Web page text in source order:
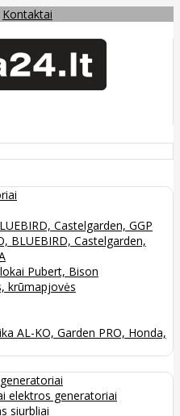
Kontaktai
Castelgarden, GGP
BLUEBIRD, Castelgarden,
Pubert, Bison
krūmapjovės
AL-KO, Garden PRO, Honda,
elektros generatoriai
siurbliai